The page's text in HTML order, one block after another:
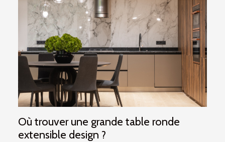
Où trouver une grande table ronde
extensible design ?